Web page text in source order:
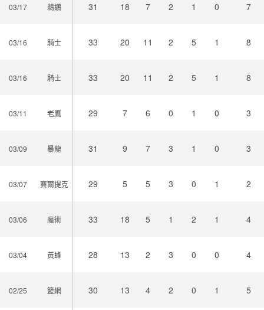
03/17 鵜鶘
03/16 騎士
03/16 騎士
03/11 老鷹
03/09 暴龍
03/07 賽爾提克
03/06 魔術
03/04 黃蜂
02/25 籃網
31 18 7 2 1 0 7
33 20 11 2 5 1 8
33 20 11 2 5 1 8
29 7 6 0 1 0 3
31 9 7 3 1 0 3
29 5 5 3 0 1 2
33 18 5 1 2 1 4
28 13 2 3 0 0 4
30 13 4 2 0 1 5